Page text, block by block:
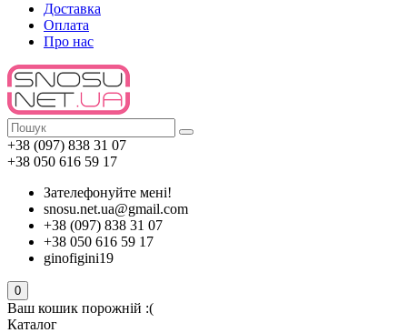
Доставка
Оплата
Про нас
+38 (097) 838 31 07
+38 050 616 59 17
Зателефонуйте мені!
snosu.net.ua@gmail.com
+38 (097) 838 31 07
+38 050 616 59 17
ginofigini19
0
Ваш кошик порожній :(
Каталог